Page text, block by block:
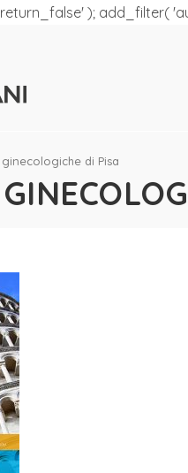
); add_filter(
di Pisa